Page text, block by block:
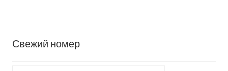
Свежий номер